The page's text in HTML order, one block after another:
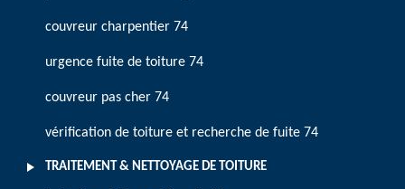
couvreur charpentier 74
urgence fuite de toiture 74
couvreur pas cher 74
vérification de toiture et recherche de fuite 74
TRAITEMENT & NETTOYAGE DE TOITURE